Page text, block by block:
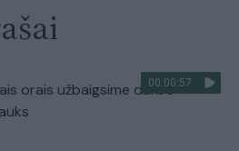
00:00:57
orais užbaigsime darbo